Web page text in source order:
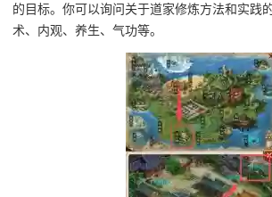
的目标。你可以询问关于道家修炼方法和实践
术、内观、养生、气功等。